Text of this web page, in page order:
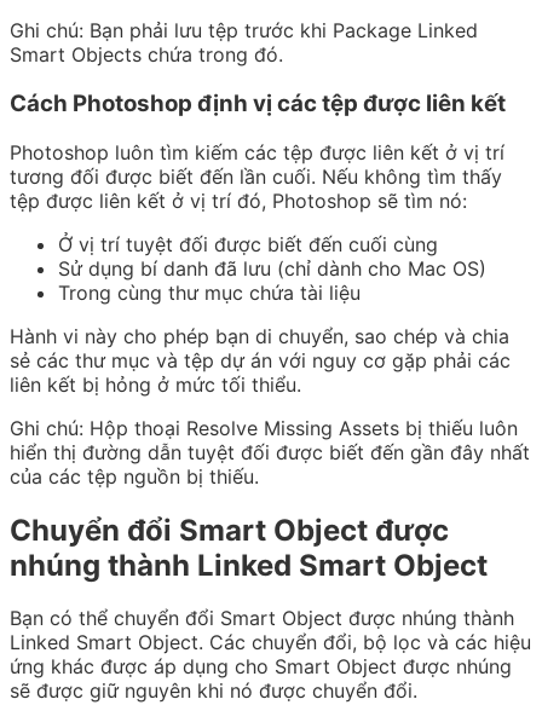
Ghi chú: Bạn phải lưu tệp trước khi Package Linked
Smart Objects chứa trong đó.
Cách Photoshop định vị các tệp được liên kết
Photoshop luôn tìm kiếm các tệp được liên kết ở vị trí
tương đối được biết đến lần cuối. Nếu không tìm thấy
tệp được liên kết ở vị trí đó, Photoshop sẽ tìm nó:
Ở vị trí tuyệt đối được biết đến cuối cùng
Sử dụng bí danh đã lưu (chỉ dành cho Mac OS)
Trong cùng thư mục chứa tài liệu
Hành vi này cho phép bạn di chuyển, sao chép và chia
sẻ các thư mục và tệp dự án với nguy cơ gặp phải các
liên kết bị hỏng ở mức tối thiểu.
Ghi chú: Hộp thoại Resolve Missing Assets bị thiếu luôn
hiển thị đường dẫn tuyệt đối được biết đến gần đây nhất
của các tệp nguồn bị thiếu.
Chuyển đổi Smart Object được
nhúng thành Linked Smart Object
Bạn có thể chuyển đổi Smart Object được nhúng thành
Linked Smart Object. Các chuyển đổi, bộ lọc và các hiệu
ứng khác được áp dụng cho Smart Object được nhúng
sẽ được giữ nguyên khi nó được chuyển đổi.